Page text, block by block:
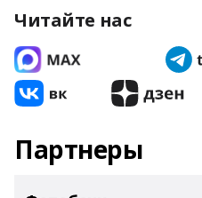
Читайте нас
Партнеры